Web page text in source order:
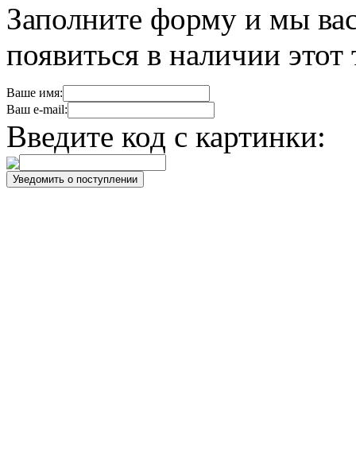
Заполните форму и мы
появиться в наличии этот
Ваше имя:
Ваш e-mail:
Введите код с картинки: